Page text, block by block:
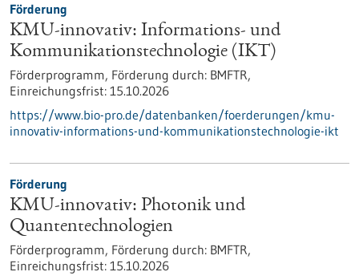
Förderung
KMU-innovativ: Informations- und
Kommunikationstechnologie (IKT)
Förderprogramm, Förderung durch: BMFTR,
Einreichungsfrist: 15.10.2026
https://www.bio-pro.de/datenbanken/foerderungen/kmu-
innovativ-informations-und-kommunikationstechnologie-ikt
Förderung
KMU-innovativ: Photonik und
Quantentechnologien
Förderprogramm, Förderung durch: BMFTR,
Einreichungsfrist: 15.10.2026